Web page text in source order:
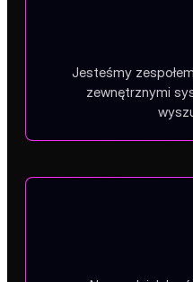
Jesteśmy
zewnętrznymi